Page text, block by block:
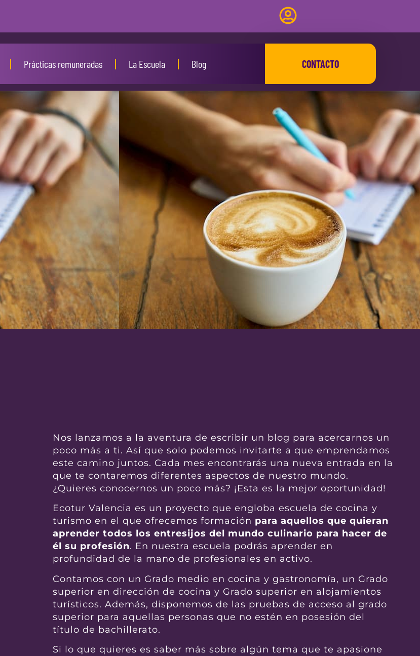
Prácticas remuneradas La Escuela Blog CONTACTO
Nos lanzamos a la aventura de escribir un blog para acercarnos un
poco más a ti. Así que solo podemos invitarte a que emprendamos
este camino juntos. Cada mes encontrarás una nueva entrada en la
que te contaremos diferentes aspectos de nuestro mundo.
¿Quieres conocernos un poco más? ¡Esta es la mejor oportunidad!
Ecotur Valencia es un proyecto que engloba escuela de cocina y
turismo en el que ofrecemos formación para aquellos que quieran
aprender todos los entresijos del mundo culinario para hacer de
él su profesión. En nuestra escuela podrás aprender en
profundidad de la mano de profesionales en activo.
Contamos con un Grado medio en cocina y gastronomía, un Grado
superior en dirección de cocina y Grado superior en alojamientos
turísticos. Además, disponemos de las pruebas de acceso al grado
superior para aquellas personas que no estén en posesión del
título de bachillerato.
Si lo que quieres es saber más sobre algún tema que te apasione